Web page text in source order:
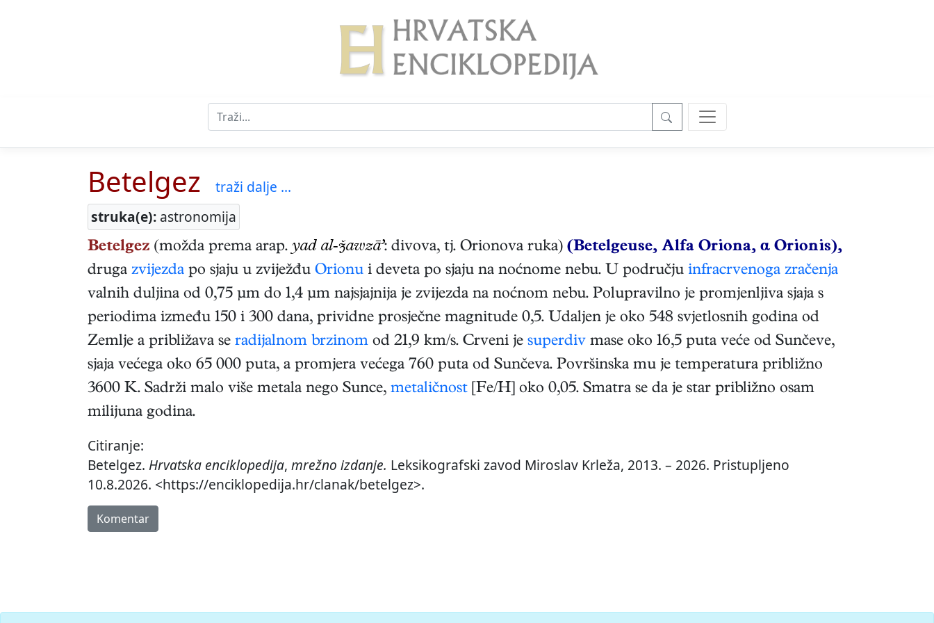
Betelgez
traži dalje ...
struka(e): astronomija
Betelgez (možda prema arap. yad al-awzā’: divova, tj. Orionova ruka) (Betelgeuse, Alfa Oriona, α Orionis),
druga zvijezda po sjaju u zviježđu Orionu i deveta po sjaju na noćnome nebu. U području infracrvenoga zračenja
valnih duljina od 0,75 μm do 1,4 μm najsjajnija je zvijezda na noćnom nebu. Polupravilno je promjenljiva sjaja s
periodima između 150 i 300 dana, prividne prosječne magnitude 0,5. Udaljen je oko 548 svjetlosnih godina od
Zemlje a približava se radijalnom brzinom od 21,9 km/s. Crveni je superdiv mase oko 16,5 puta veće od Sunčeve,
sjaja većega oko 65 000 puta, a promjera većega 760 puta od Sunčeva. Površinska mu je temperatura približno
3600 K. Sadrži malo više metala nego Sunce, metaličnost [Fe/H] oko 0,05. Smatra se da je star približno osam
milijuna godina.
Citiranje:
Betelgez. Hrvatska enciklopedija, mrežno izdanje. Leksikografski zavod Miroslav Krleža, 2013. – 2026. Pristupljeno
10.8.2026. <https://enciklopedija.hr/clanak/betelgez>.
Komentar